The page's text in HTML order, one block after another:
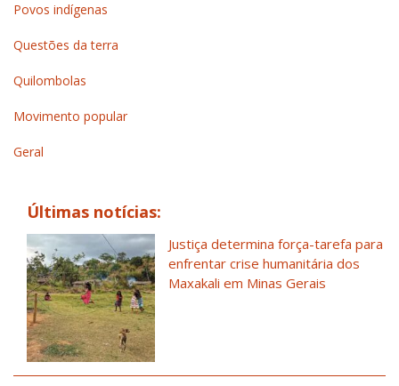
Povos indígenas
Questões da terra
Quilombolas
Movimento popular
Geral
Últimas notícias:
Justiça determina força-tarefa para
enfrentar crise humanitária dos
Maxakali em Minas Gerais